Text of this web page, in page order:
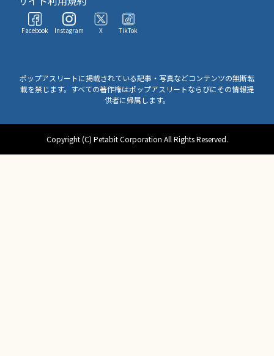
Facebook Instagram X TikTok
ポップアスリートに掲載されている記事・写真などコンテンツの無断転
載を禁じます。すべての著作権はポップアスリートならびにその情報提
供者に帰属します。
Copyright (C) Petabit Corporation All Rights Reserved.